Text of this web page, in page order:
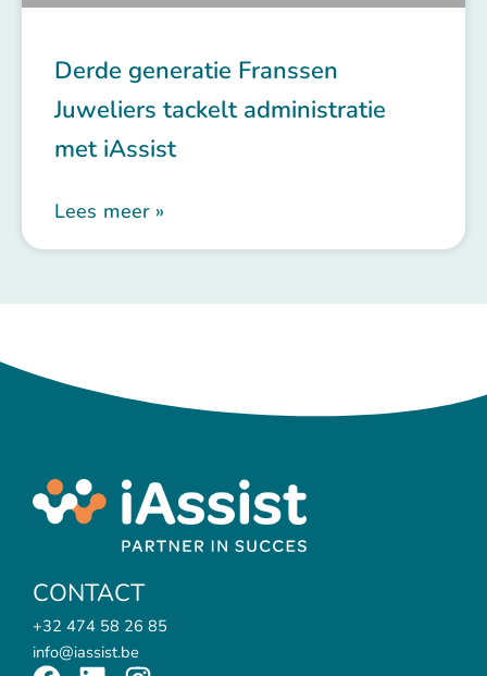
Derde generatie Franssen
Juweliers tackelt administratie
met iAssist
Lees meer »
CONTACT
+32 474 58 26 85
info@iassist.be